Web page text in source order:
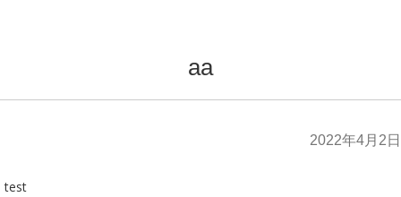
aa
2022年4月2日
test